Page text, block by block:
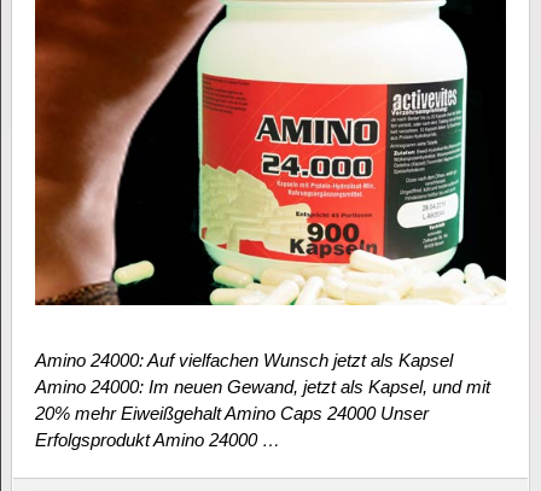
Amino 24000: Auf vielfachen Wunsch jetzt als Kapsel
Amino 24000: Im neuen Gewand, jetzt als Kapsel, und mit
20% mehr Eiweißgehalt Amino Caps 24000 Unser
Erfolgsprodukt Amino 24000 …